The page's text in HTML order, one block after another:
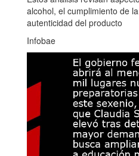
alcohol, el cumplimiento de
autenticidad del producto
Infobae